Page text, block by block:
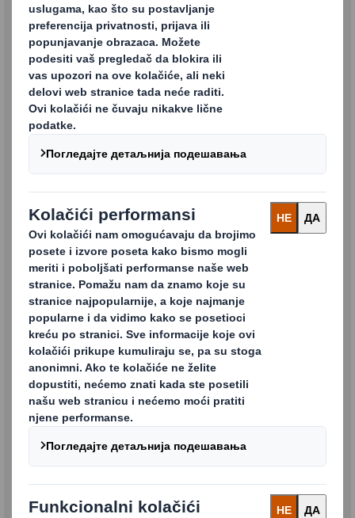
Prezime
Naziv kompanije
Država
Grad
Poštanski broj